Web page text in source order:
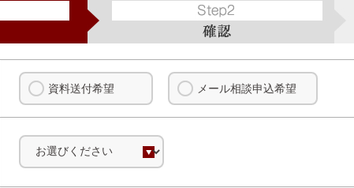
資料送付希望 メール相談申込希望